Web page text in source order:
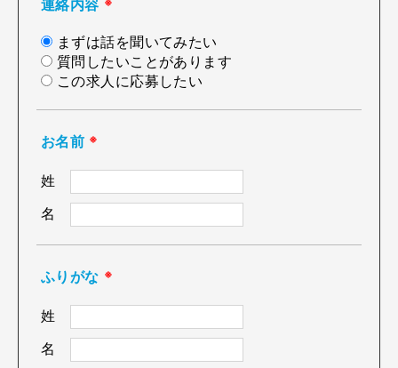
連絡内容
まずは話を聞いてみたい
質問したいことがあります
この求人に応募したい
お名前 ※
姓
名
ふりがな ※
姓
名